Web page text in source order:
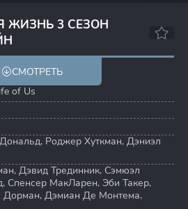
ЖИЗНЬ 3 СЕЗОН
СМОТРЕТЬ
of Us
, Роджер Хуткман, Дэниэл
, Дэвид Трединник, Сэмюэл
, Спенсер МакЛарен, Эби Такер,
Дорман, Дэмиан Де Монтема,